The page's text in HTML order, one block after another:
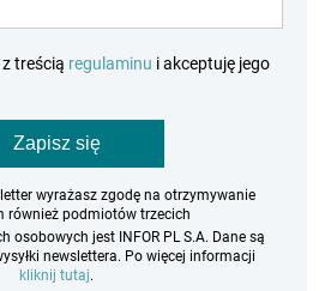
treścią regulaminu i akceptuję jego
Zapisz się
wyrażasz zgodę na otrzymywanie
również podmiotów trzecich
osobowych jest INFOR PL S.A. Dane są
newslettera. Po więcej informacji
kliknij tutaj.